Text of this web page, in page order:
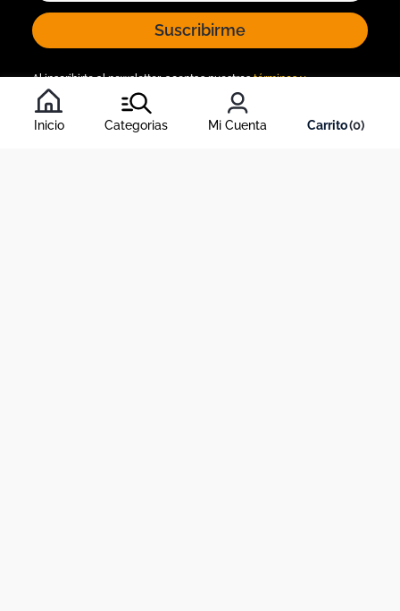
Inicio Categorias Mi Cuenta 0
Suscribirme
Al inscribirte al newsletter, aceptas nuestrostérminos y
condiciones
, y nuestra política de tratamiento de información